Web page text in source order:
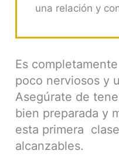
una relación y
Es
poco nerviosos y
Asegúrate de
bien preparada y
esta primera
alcanzables.